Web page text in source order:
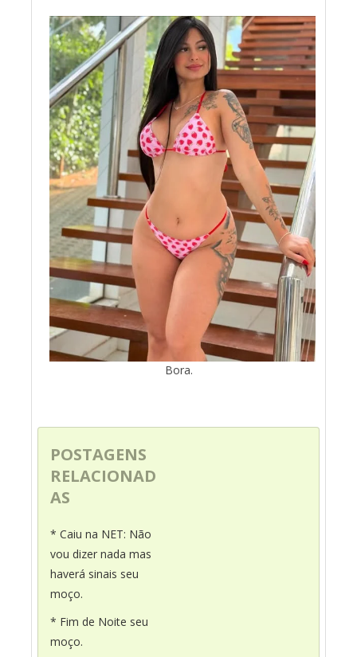
Bora.
POSTAGENS
RELACIONAD
AS
* Caiu na NET: Não
vou dizer nada mas
haverá sinais seu
moço.
* Fim de Noite seu
moço.